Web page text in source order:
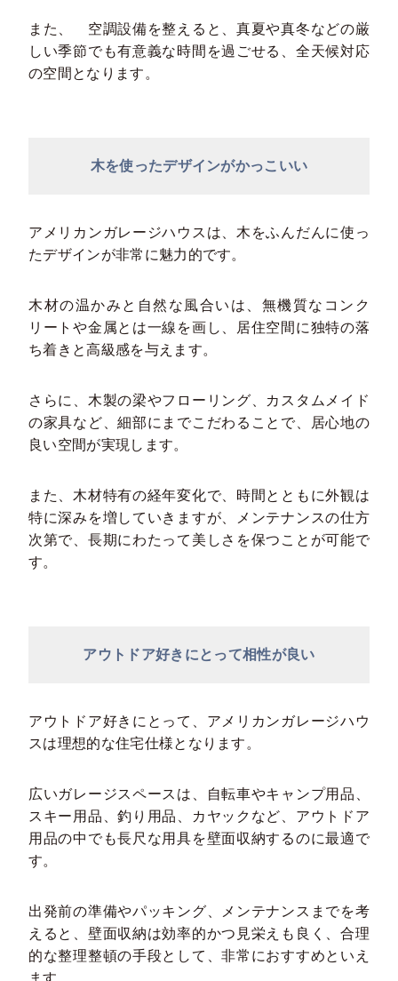
また、 空調設備を整えると、真夏や真冬などの厳
しい季節でも有意義な時間を過ごせる、全天候対応
の空間となります。
木を使ったデザインがかっこいい
アメリカンガレージハウスは、木をふんだんに使っ
たデザインが非常に魅力的です。
木材の温かみと自然な風合いは、無機質なコンク
リートや金属とは一線を画し、居住空間に独特の落
ち着きと高級感を与えます。
さらに、木製の梁やフローリング、カスタムメイド
の家具など、細部にまでこだわることで、居心地の
良い空間が実現します。
また、木材特有の経年変化で、時間とともに外観は
特に深みを増していきますが、メンテナンスの仕方
次第で、長期にわたって美しさを保つことが可能で
す。
アウトドア好きにとって相性が良い
アウトドア好きにとって、アメリカンガレージハウ
スは理想的な住宅仕様となります。
広いガレージスペースは、自転車やキャンプ用品、
スキー用品、釣り用品、カヤックなど、アウトドア
用品の中でも長尺な用具を壁面収納するのに最適で
す。
出発前の準備やパッキング、メンテナンスまでを考
えると、壁面収納は効率的かつ見栄えも良く、合理
的な整理整頓の手段として、非常におすすめといえ
ます。